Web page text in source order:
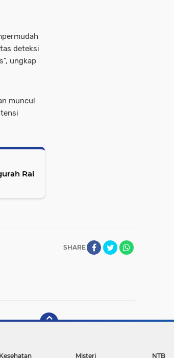
deteksi
ungkap
muncul
SHARE
Kesehatan Misteri NTB